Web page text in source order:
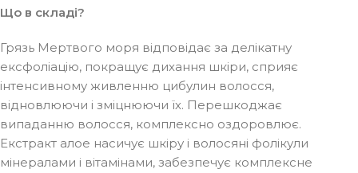
Що в складі?
Грязь Мертвого моря відповідає за делікатну
ексфоліацію, покращує дихання шкіри, сприяє
інтенсивному живленню цибулин волосся,
відновлюючи і зміцнюючи їх. Перешкоджає
випаданню волосся, комплексно оздоровлює.
Екстракт алое насичує шкіру і волосяні фолікули
мінералами і вітамінами, забезпечує комплексне